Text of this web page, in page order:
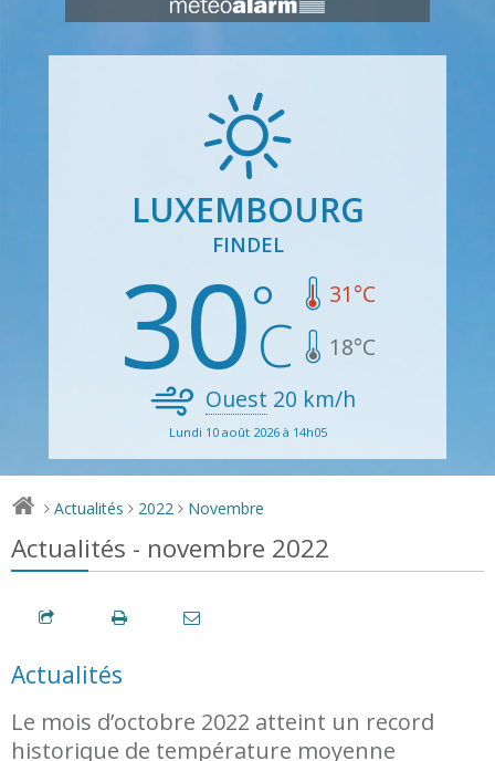
LUXEMBOURG
FINDEL
30 31°C
18°C
Ouest 20 km/h
Lundi 10 août 2026 à 14h05
> Actualités > 2022 > Novembre
Actualités - novembre 2022
Actualités
Le mois d’octobre 2022 atteint un record
historique de température moyenne